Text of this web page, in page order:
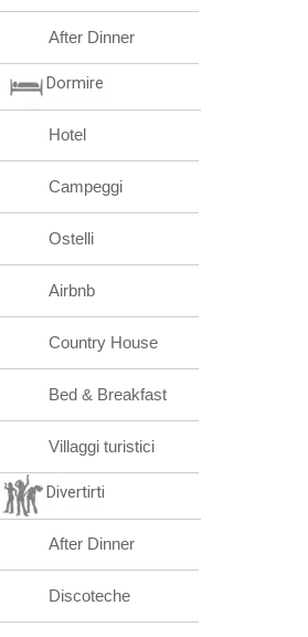
After Dinner
Dormire
Hotel
Campeggi
Ostelli
Airbnb
Country House
Bed & Breakfast
Villaggi turistici
Divertirti
After Dinner
Discoteche